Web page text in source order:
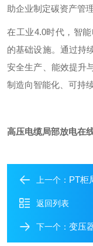
助企业制定碳资产管
在工业4.0时代，智
的基础设施。通过持
安全生产、能效提升
制造向智能化、可持
高压电缆局部放电在
上一个： PT柜
返回列表
下一个： 变压